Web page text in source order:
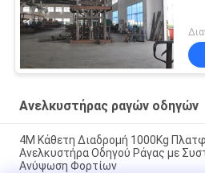
Ανελκυστήρας ραγών οδηγών
4M Κάθετη Διαδρομή 1000Kg
Ανελκυστήρα Οδηγού Ράγας με
Ανύψωση Φορτίων